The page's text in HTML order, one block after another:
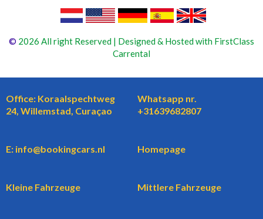
© 2026 All right Reserved | Designed & Hosted with FirstClass
Carrental
Office: Koraalspechtweg
24, Willemstad, Curaçao
Whatsapp nr.
+31639682807
E: info@bookingcars.nl Homepage
Kleine Fahrzeuge Mittlere Fahrzeuge